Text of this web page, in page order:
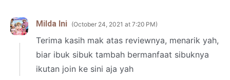
Milda Ini October 24, 2021 at 7:20 PM
Terima kasih mak atas reviewnya, menarik yah,
biar ibuk sibuk tambah bermanfaat sibuknya
ikutan join ke sini aja yah